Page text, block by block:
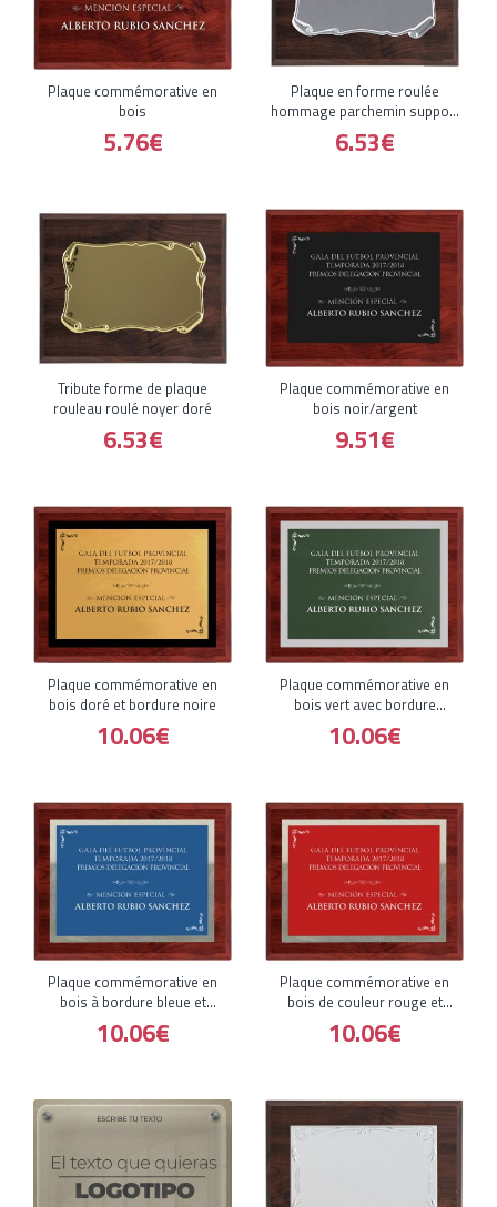
Plaque commémorative en
bois
5.76€
Plaque en forme roulée
hommage parchemin support
de noix
6.53€
Tribute forme de plaque
rouleau roulé noyer doré
6.53€
Plaque commémorative en
bois noir/argent
9.51€
Plaque commémorative en
bois doré et bordure noire
10.06€
Plaque commémorative en
bois vert avec bordure
argentée
10.06€
Plaque commémorative en
bois à bordure bleue et
argenté
10.06€
Plaque commémorative en
bois de couleur rouge et
bordure
10.06€